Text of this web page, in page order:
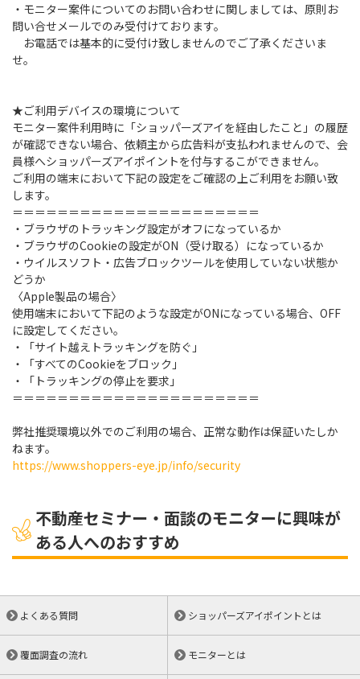
・モニター案件についてのお問い合わせに関しましては、原則お
問い合せメールでのみ受付けております。
お電話では基本的に受付け致しませんのでご了承くださいま
せ。
★ご利用デバイスの環境について
モニター案件利用時に「ショッパーズアイを経由したこと」の履歴
が確認できない場合、依頼主から広告料が支払われませんので、会
員様へショッパーズアイポイントを付与するこができません。
ご利用の端末において下記の設定をご確認の上ご利用をお願い致
します。
＝＝＝＝＝＝＝＝＝＝＝＝＝＝＝＝＝＝＝＝＝＝
・ブラウザのトラッキング設定がオフになっているか
・ブラウザのCookieの設定がON（受け取る）になっているか
・ウイルスソフト・広告ブロックツールを使用していない状態か
どうか
〈Apple製品の場合〉
使用端末において下記のような設定がONになっている場合、OFF
に設定してください。
・「サイト越えトラッキングを防ぐ」
・「すべてのCookieをブロック」
・「トラッキングの停止を要求」
＝＝＝＝＝＝＝＝＝＝＝＝＝＝＝＝＝＝＝＝＝＝
弊社推奨環境以外でのご利用の場合、正常な動作は保証いたしか
ねます。
https://www.shoppers-eye.jp/info/security
不動産セミナー・面談のモニターに興味が
ある人へのおすすめ
よくある質問 ショッパーズアイポイントとは
覆面調査の流れ モニターとは